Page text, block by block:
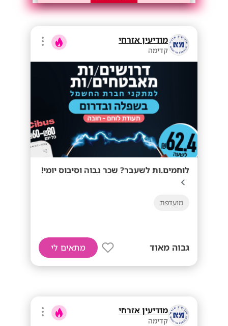
מודיעין אזרחי
קדימה
לוחמים.ות לשעבר? שכר גבוה וסיבוס יומי!
מועדפת
גבוה מאוד מתאים לי
מודיעין אזרחי
קדימה